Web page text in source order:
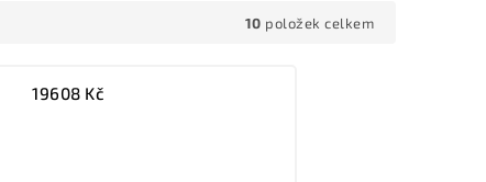
10 položek celkem
19608 Kč